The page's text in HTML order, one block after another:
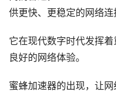
供更快、更稳定的网络连
它在现代数字时代发挥
良好的网络体验。
蜜蜂加速器的出现，让